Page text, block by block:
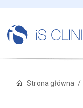
Strona główna